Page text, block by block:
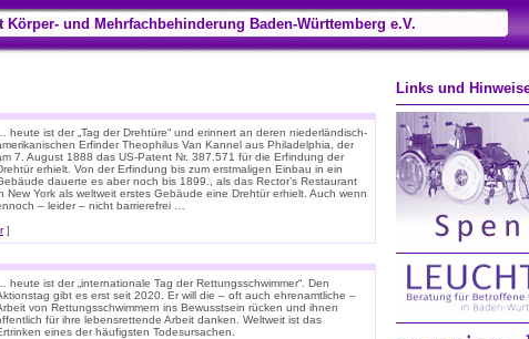
und Mehrfachbehinderung Baden-Württemberg e.V.
… heute ist der „Tag der Drehtüre“ und erinnert an deren niederländisch-
Erfinder Theophilus Van Kannel aus Philadelphia, der
7. August 1888 das US-Patent Nr. 387.571 für die Erfindung der
erhielt. Von der Erfindung bis zum erstmaligen Einbau in ein
dauerte es aber noch bis 1899., als das Rector’s Restaurant
New York als weltweit erstes Gebäude eine Drehtür erhielt. Auch wenn
– leider – nicht barrierefrei …
]
… heute ist der „internationale Tag der Rettungsschwimmer“. Den
gibt es erst seit 2020. Er will die – oft auch ehrenamtliche –
von Rettungsschwimmern ins Bewusstsein rücken und ihnen
für ihre lebensrettende Arbeit danken. Weltweit ist das
eines der häufigsten Todesursachen.
Links und